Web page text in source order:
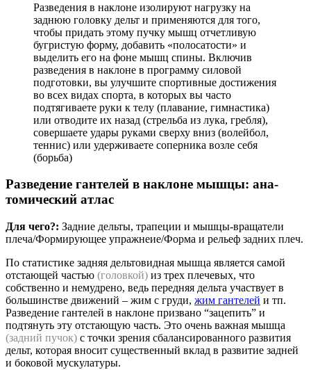
Разведения в наклоне изолируют нагрузку на
заднюю головку дельт и применяются для того,
чтобы придать этому пучку мышц отчетливую
бугристую форму, добавить «полосатости» и
выделить его на фоне мышц спины. Включив
разведения в наклоне в программу силовой
подготовки, вы улучшите спортивные достижения
во всех видах спорта, в которых вы часто
подтягиваете руки к телу (плавание, гимнастика)
или отводите их назад (стрельба из лука, гребля),
совершаете удары руками сверху вниз (волейбол,
теннис) или удерживаете соперника возле себя
(борьба)
Разведение гантелей в наклоне мыш­цы: ана­
томи­чес­кий ат­лас
Для чего?: Задние дельты, трапеции и мышцы-вращатели
плеча/Формирующее упражнеие/Форма и рельеф задних плеч.
По статистике задняя дельтовидная мышца является самой
отстающей частью (головкой) из трех плечевых, что
собственно и немудрено, ведь передняя дельта участвует в
большинстве движений – жим с груди, жим гантелей и тп.
Разведение гантелей в наклоне призвано “зацепить” и
подтянуть эту отстающую часть. Это очень важная мышца
(задний пучок) с точки зрения сбалансированного развития
дельт, которая вносит существенный вклад в развитие задней
и боковой мускулатуры.